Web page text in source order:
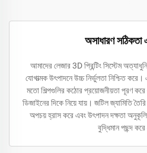
অসাধারণ সঠিকতা
আমাদের লেজার 3D প্রিন্টিং সিস্টেম
যোগাত্মক উৎপাদনে উচ্চ নির্ভুলতা নিশ্চিত
মতো শিল্পগুলির কঠোর প্রয়োজনীয়তা পূরণ
ডিজাইনের দিকে নিয়ে যায়। জটিল জ্যামিতি
অপচয় হ্রাস করে এবং উৎপাদন দক্ষতা
বুদ্ধিমান পছন্দ